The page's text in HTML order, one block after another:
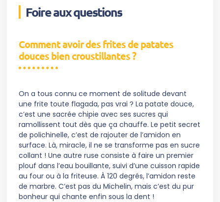
Foire aux questions
Comment avoir des frites de patates
douces bien croustillantes ?
On a tous connu ce moment de solitude devant
une frite toute flagada, pas vrai ? La patate douce,
c’est une sacrée chipie avec ses sucres qui
ramollissent tout dès que ça chauffe. Le petit secret
de polichinelle, c’est de rajouter de l’amidon en
surface. Là, miracle, il ne se transforme pas en sucre
collant ! Une autre ruse consiste à faire un premier
plouf dans l’eau bouillante, suivi d’une cuisson rapide
au four ou à la friteuse. À 120 degrés, l’amidon reste
de marbre. C’est pas du Michelin, mais c’est du pur
bonheur qui chante enfin sous la dent !